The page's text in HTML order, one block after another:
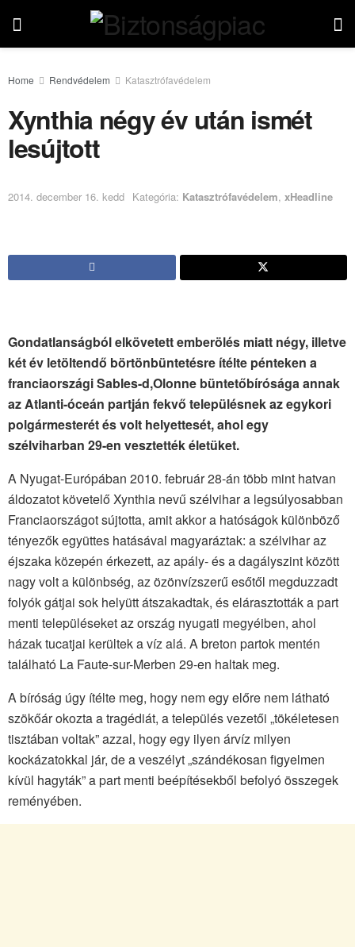
Home Rendvédelem Katasztrófavédelem
Xynthia négy év után ismét
lesújtott
2014. december 16. kedd Kategória: Katasztrófavédelem, xHeadline
Gondatlanságból elkövetett emberölés miatt négy, illetve
két év letöltendő börtönbüntetésre ítélte pénteken a
franciaországi Sables-d,Olonne büntetőbírósága annak
az Atlanti-óceán partján fekvő településnek az egykori
polgármesterét és volt helyettesét, ahol egy
szélviharban 29-en vesztették életüket.
A Nyugat-Európában 2010. február 28-án több mint hatvan
áldozatot követelő Xynthia nevű szélvihar a legsúlyosabban
Franciaországot sújtotta, amit akkor a hatóságok különböző
tényezők együttes hatásával magyaráztak: a szélvihar az
éjszaka közepén érkezett, az apály- és a dagályszint között
nagy volt a különbség, az özönvízszerű esőtől megduzzadt
folyók gátjai sok helyütt átszakadtak, és elárasztották a part
menti településeket az ország nyugati megyéiben, ahol
házak tucatjai kerültek a víz alá. A breton partok mentén
található La Faute-sur-Merben 29-en haltak meg.
A bíróság úgy ítélte meg, hogy nem egy előre nem látható
szökőár okozta a tragédiát, a település vezetői „tökéletesen
tisztában voltak” azzal, hogy egy ilyen árvíz milyen
kockázatokkal jár, de a veszélyt „szándékosan figyelmen
kívül hagyták” a part menti beépítésekből befolyó összegek
reményében.